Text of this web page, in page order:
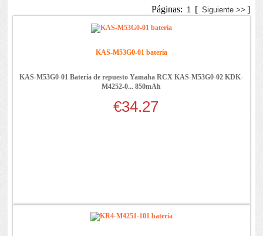
Páginas: 1 [ Siguiente >> ]
KAS-M53G0-01 batería
KAS-M53G0-01 Batería de repuesto Yamaha RCX KAS-M53G0-02 KDK-
M4252-0... 850mAh
€34.27